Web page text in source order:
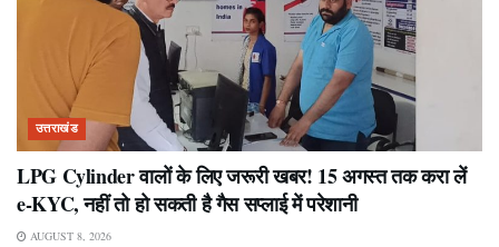
उत्तराखंड
LPG Cylinder वालों के लिए जरूरी खबर! 15 अगस्त तक करा लें
e-KYC, नहीं तो हो सकती है गैस सप्लाई में परेशानी
AUGUST 8, 2026